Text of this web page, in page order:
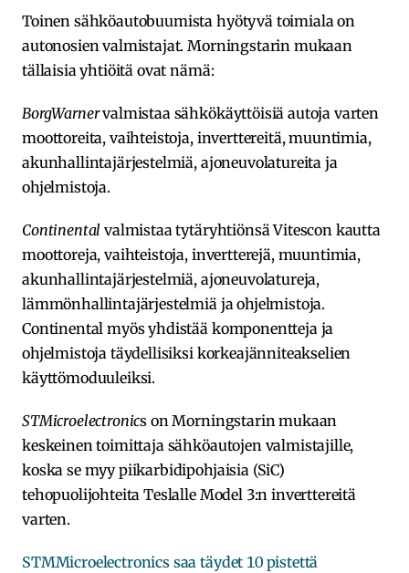
Toinen sähköautobuumista hyötyvä toimiala on
autonosien valmistajat. Morningstarin mukaan
tällaisia yhtiöitä ovat nämä:
BorgWarnervalmistaa sähkökäyttöisiä autoja varten
moottoreita, vaihteistoja, inverttereitä, muuntimia,
akunhallintajärjestelmiä, ajoneuvolatureita ja
ohjelmistoja.
Continental valmistaa tytäryhtiönsä Vitescon kautta
moottoreja, vaihteistoja, invertterejä, muuntimia,
akunhallintajärjestelmiä, ajoneuvolatureja,
lämmönhallintajärjestelmiä ja ohjelmistoja.
Continental myös yhdistää komponentteja ja
ohjelmistoja täydellisiksi korkeajänniteakselien
käyttömoduuleiksi.
STMicroelectronics on Morningstarin mukaan
keskeinen toimittaja sähköautojen valmistajille,
koska se myy piikarbidipohjaisia (SiC)
tehopuolijohteita Teslalle Model 3:n inverttereitä
varten.
STMMicroelectronics saa täydet 10 pistettä